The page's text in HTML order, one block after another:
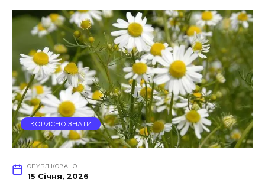
КОРИСНО ЗНАТИ
ОПУБЛІКОВАНО
15 Січня, 2026